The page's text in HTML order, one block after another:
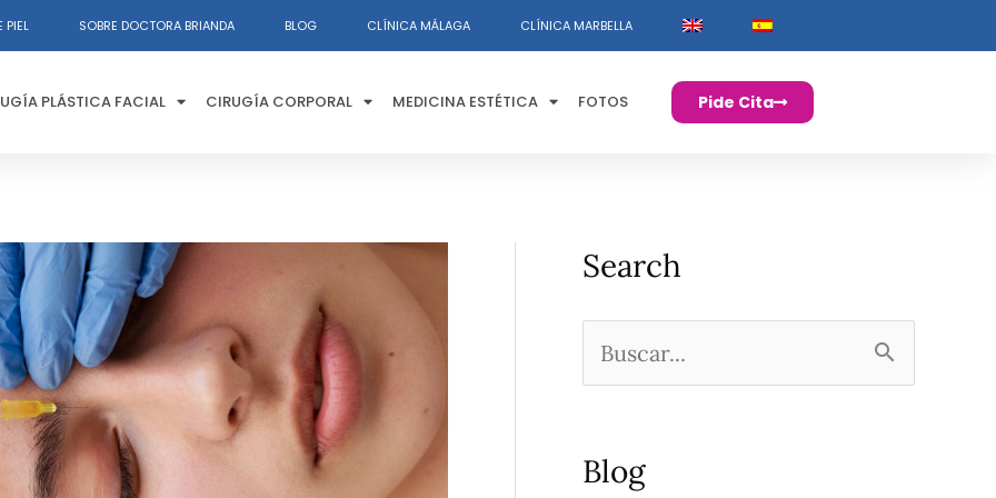
PIEL SOBRE DOCTORA BRIANDA BLOG CLÍNICA MÁLAGA CLÍNICA MARBELLA
PLÁSTICA FACIAL CIRUGÍA CORPORAL MEDICINA ESTÉTICA FOTOS Pide Cita
Search
Blog